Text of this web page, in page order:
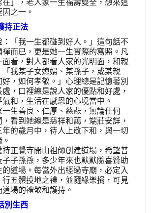
之一。
持正法
「我一生都碰到好人。」這句話不
禪而已，更是她一生實際的寫照。凡
看，對人都看人家的光明面，和親
我某子女媳婦、某孫子，或某親
，如何孝敬。」心理總是記憶著別
，口裡總是說人家的優點和好處，
和，生活在感恩的心境當中。
生善良、仁厚、慈悲，無論任何
看到她總是慈祥和藹，端莊安詳，
的歲月中，待人上敬下和，與一切
正覺寺開山祖師創建道場，希望普
子孫孫，多少年來也默默隨喜贊助
道場。每當外出經過寺廟，必定入
五體投地之禮，並隨緣樂捐，可見
場的禮敬和護持。
別生西